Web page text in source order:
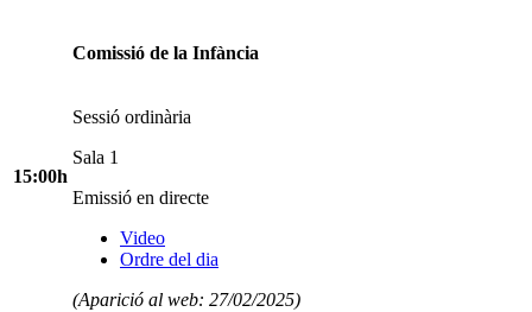
15:00h
Comissió de la Infància
Sessió ordinària
Sala 1
Emissió en directe
Video
Ordre del dia
(Aparició al web: 27/02/2025)